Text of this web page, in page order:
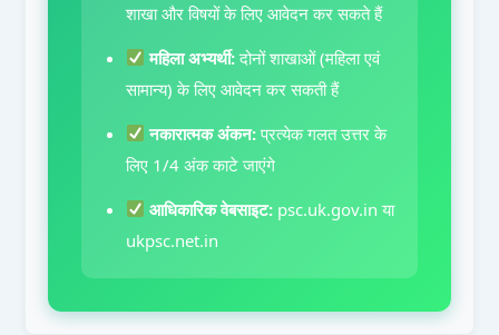
शाखा और विषयों के लिए आवेदन कर सकते हैं
महिला अभ्यर्थी:दोनों शाखाओं (महिला एवं
सामान्य) के लिए आवेदन कर सकती हैं
नकारात्मक अंकन:प्रत्येक गलत उत्तर के
लिए 1/4 अंक काटे जाएंगे
आधिकारिक वेबसाइट:psc.uk.gov.in या
ukpsc.net.in